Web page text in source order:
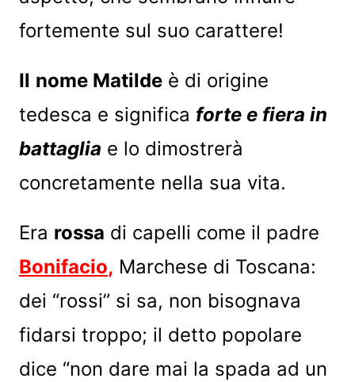
fortemente sul suo carattere!
Il nome Matildeè di origine
tedesca e significa forte e fiera in
battaglia e lo dimostrerà
concretamente nella sua vita.
Era rossa di capelli come il padre
Bonifacio, Marchese di Toscana:
dei “rossi” si sa, non bisognava
fidarsi troppo; il detto popolare
dice “non dare mai la spada ad un